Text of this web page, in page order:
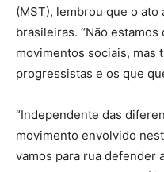
(MST), lembrou que o
brasileiras. “Não
movimentos sociais, mas
progressistas e os que
“Independente das
movimento envolvido
vamos para rua defender